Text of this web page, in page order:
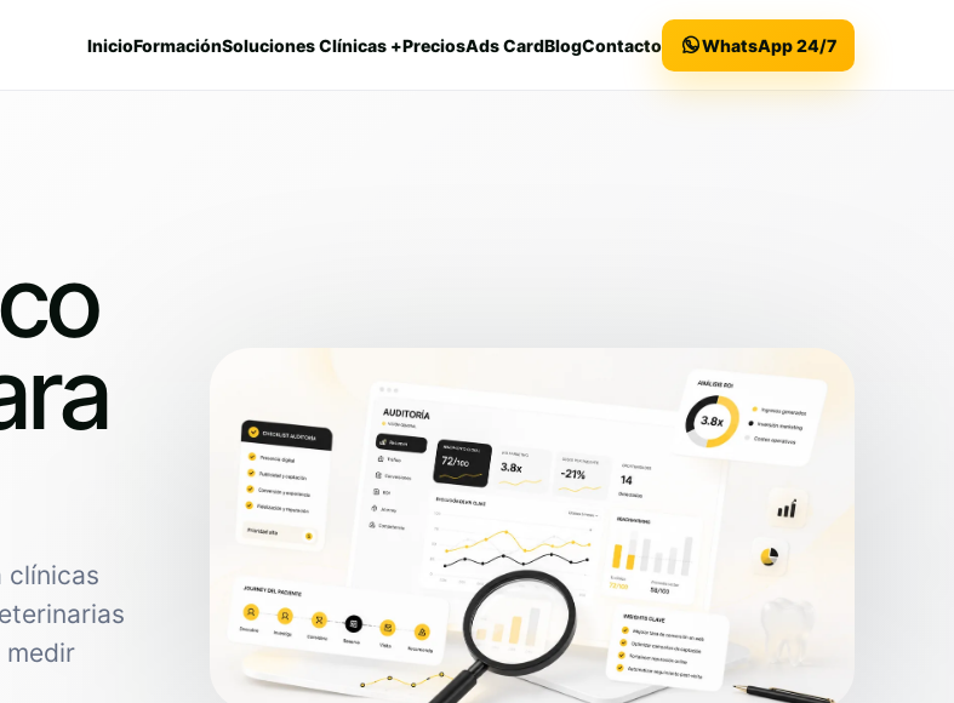
InicioFormaciónSoluciones Clínicas +PreciosAds CardBlogContacto WhatsApp 24/7
clínicas
medir